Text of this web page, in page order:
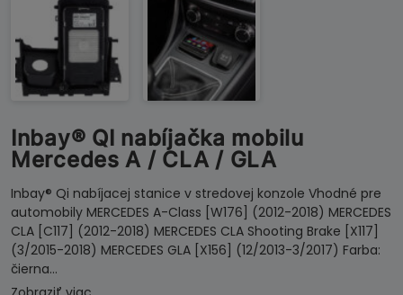
Inbay® QI nabíjačka mobilu
Mercedes A / CLA / GLA
Inbay® Qi nabíjacej stanice v stredovej konzole Vhodné pre
automobily MERCEDES A-Class [W176] (2012-2018) MERCEDES
CLA [C117] (2012-2018) MERCEDES CLA Shooting Brake [X117]
(3/2015-2018) MERCEDES GLA [X156] (12/2013-3/2017) Farba:
čierna…